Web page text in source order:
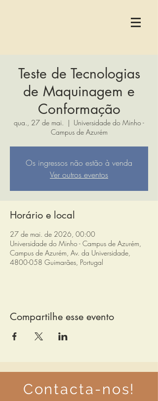
Teste de Tecnologias
de Maquinagem e
Conformação
qua., 27 de mai.
  |
Universidade do Minho -
Campus de Azurém
Os ingressos não estão à venda
Ver outros eventos
Horário e local
27 de mai. de 2026, 00:00
Universidade do Minho - Campus de Azurém,
Campus de Azurém, Av. da Universidade,
4800-058 Guimarães, Portugal
Compartilhe esse evento
Contacta-nos!